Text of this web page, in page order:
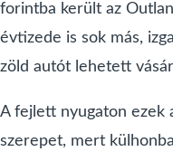
forintba került az
évtizede is sok más,
zöld autót lehetett
A fejlett nyugaton ezek
szerepet, mert